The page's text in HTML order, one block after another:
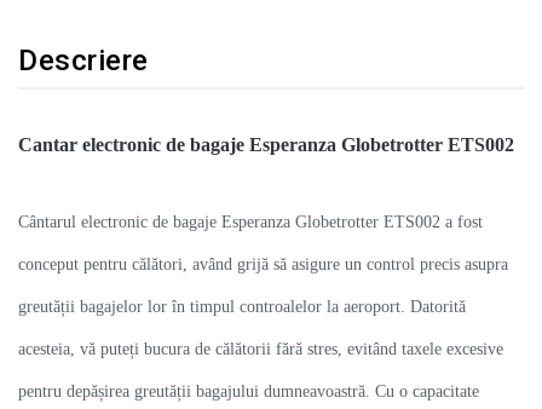
Descriere
Cantar electronic de bagaje Esperanza Globetrotter ETS002
Cântarul electronic de bagaje Esperanza Globetrotter ETS002 a fost
conceput pentru călători, având grijă să asigure un control precis asupra
greutății bagajelor lor în timpul controalelor la aeroport. Datorită
acesteia, vă puteți bucura de călătorii fără stres, evitând taxele excesive
pentru depășirea greutății bagajului dumneavoastră. Cu o capacitate